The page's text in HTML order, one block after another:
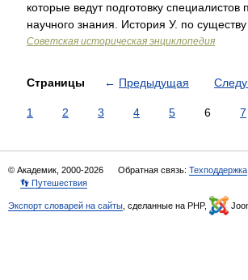
которые ведут подготовку
научного знания. История У. по
Советская историческая энциклопедия
Страницы ← Предыдущая
1 2 3 4 5 6 7
© Академик, 2000-2026 Обратная связь: Техподдержка
👣 Путешествия
Экспорт словарей на сайты , сделанные на PHP,